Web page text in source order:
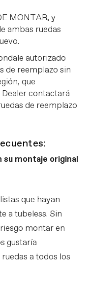
MONTAR, y
ambas ruedas
autorizado
de reemplazo sin
que
contactará
de reemplazo
su montaje original
que hayan
a tubeless. Sin
montar en
gustaría
a todos los